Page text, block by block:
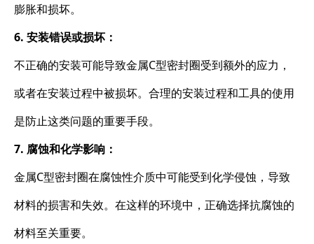
膨胀和损坏。
6. 安装错误或损坏：
不正确的安装可能导致金属C型密封圈受到额外的应力，
或者在安装过程中被损坏。合理的安装过程和工具的使用
是防止这类问题的重要手段。
7. 腐蚀和化学影响：
金属C型密封圈在腐蚀性介质中可能受到化学侵蚀，导致
材料的损害和失效。在这样的环境中，正确选择抗腐蚀的
材料至关重要。